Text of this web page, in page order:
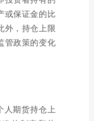
或保证金的比
外，持仓上限
管政策的变化
人期货持仓上